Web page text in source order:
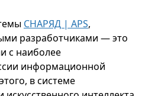
СНАРЯД | APS,
разработчиками — это
с наиболее
информационной
в системе